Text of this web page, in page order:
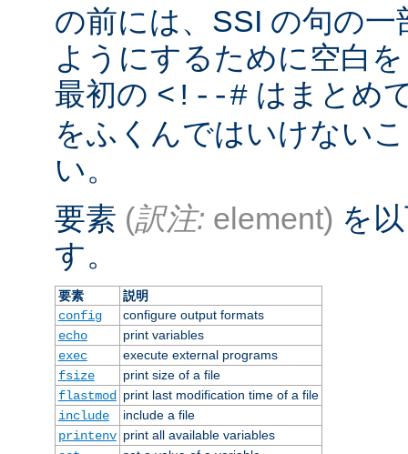
の前には、SSI の句の
ようにするために空白
最初の <!--# はまとめ
をふくんではいけない
い。
要素 (訳注: element) を
す。
要素
説明
config
configure output formats
echo
print variables
exec
execute external programs
fsize
print size of a file
flastmod
print last modification time of a file
include
include a file
printenv print all available variables